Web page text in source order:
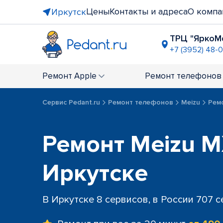
ИркутскЦеныКонтакты и адресаО
ТРЦ
+7 (3952) 48-
+7 (3952)
ост. "Ул.
+7 (3952)
Ремонт Apple Ремонт телефонов
Сервис Pedant.ru Ремонт телефонов Meizu
Ремонт Meizu
Иркутске
В Иркутске 8 сервисов, в России 707